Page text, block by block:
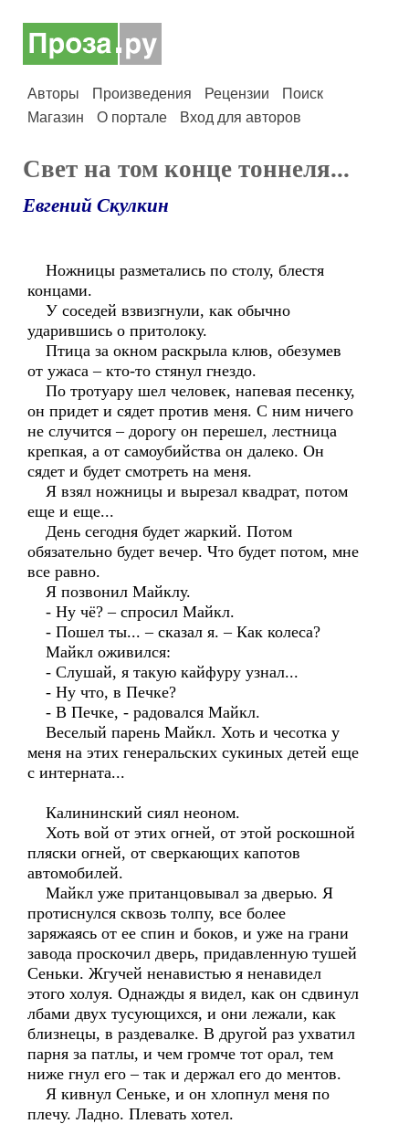
Авторы Произведения Рецензии
Поиск
Магазин
О портале Вход для авторов
Свет на том конце тоннеля...
Евгений Скулкин
Ножницы разметались по столу, блестя
концами.
У соседей взвизгнули, как обычно
ударившись о притолоку.
Птица за окном раскрыла клюв, обезумев
от ужаса – кто-то стянул гнездо.
По тротуару шел человек, напевая песенку,
он придет и сядет против меня. С ним ничего
не случится – дорогу он перешел, лестница
крепкая, а от самоубийства он далеко. Он
сядет и будет смотреть на меня.
Я взял ножницы и вырезал квадрат, потом
еще и еще...
День сегодня будет жаркий. Потом
обязательно будет вечер. Что будет потом, мне
все равно.
Я позвонил Майклу.
- Ну чё? – спросил Майкл.
- Пошел ты... – сказал я. – Как колеса?
Майкл оживился:
- Слушай, я такую кайфуру узнал...
- Ну что, в Печке?
- В Печке, - радовался Майкл.
Веселый парень Майкл. Хоть и чесотка у
меня на этих генеральских сукиных детей еще
с интерната...
Калининский сиял неоном.
Хоть вой от этих огней, от этой роскошной
пляски огней, от сверкающих капотов
автомобилей.
Майкл уже пританцовывал за дверью. Я
протиснулся сквозь толпу, все более
заряжаясь от ее спин и боков, и уже на грани
завода проскочил дверь, придавленную тушей
Сеньки. Жгучей ненавистью я ненавидел
этого холуя. Однажды я видел, как он сдвинул
лбами двух тусующихся, и они лежали, как
близнецы, в раздевалке. В другой раз ухватил
парня за патлы, и чем громче тот орал, тем
ниже гнул его – так и держал его до ментов.
Я кивнул Сеньке, и он хлопнул меня по
плечу. Ладно. Плевать хотел.